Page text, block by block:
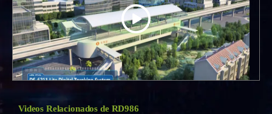
Videos Relacionados de RD986